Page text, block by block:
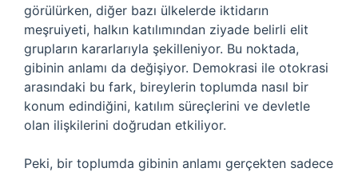
görülürken, diğer bazı ülkelerde iktidarın
meşruiyeti, halkın katılımından ziyade belirli elit
grupların kararlarıyla şekilleniyor. Bu noktada,
gibinin anlamı da değişiyor. Demokrasi ile otokrasi
arasındaki bu fark, bireylerin toplumda nasıl bir
konum edindiğini, katılım süreçlerini ve devletle
olan ilişkilerini doğrudan etkiliyor.
Peki, bir toplumda gibinin anlamı gerçekten sadece